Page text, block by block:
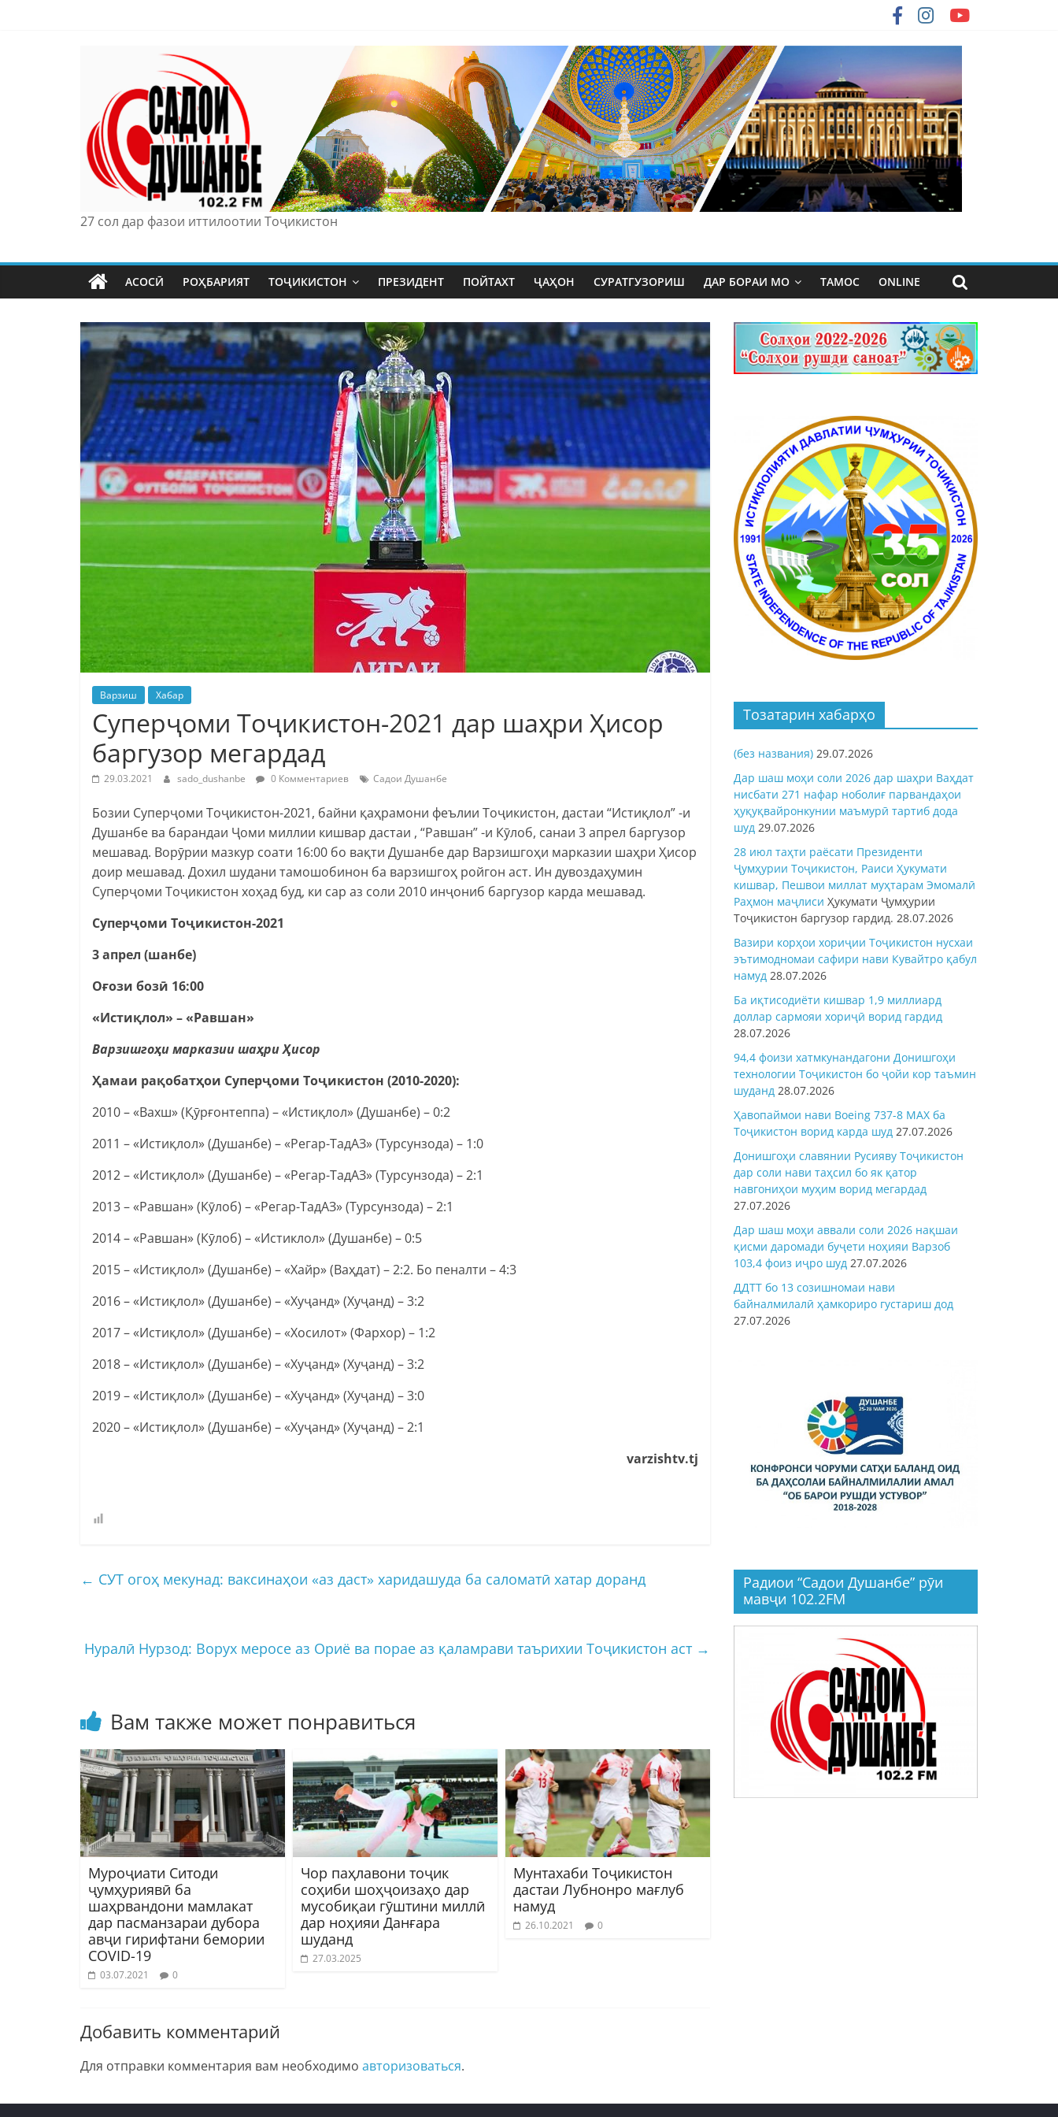
27 сол дар фазои иттилоотии Тоҷикистон
АСОСӢ РОҲБАРИЯТ ТОҶИКИСТОН ПРЕЗИДЕНТ ПОЙТАХТ ҶАҲОН СУРАТГУЗОРИШ ДАР БОРАИ МО ТАМОС ONLINE
Варзиш Хабар
Суперҷоми Тоҷикистон-2021 дар шаҳри Ҳисор
баргузор мегардад
29.03.2021 sado_dushanbe 0 Комментариев Садои Душанбе
Бозии Суперҷоми Тоҷикистон-2021, байни қаҳрамони феълии Тоҷикистон, дастаи “Истиқлол” -и
Душанбе ва барандаи Ҷоми миллии кишвар дастаи , “Равшан” -и Кӯлоб, санаи 3 апрел баргузор
мешавад. Ворӯрии мазкур соати 16:00 бо вақти Душанбе дар Варзишгоҳи марказии шаҳри Ҳисор
доир мешавад. Дохил шудани тамошобинон ба варзишгоҳ ройгон аст. Ин дувоздаҳумин
Суперҷоми Тоҷикистон хоҳад буд, ки сар аз соли 2010 инҷониб баргузор карда мешавад.
Суперҷоми Тоҷикистон-2021
3 апрел (шанбе)
Оғози бозӣ 16:00
«Истиқлол» – «Равшан»
Варзишгоҳи марказии шаҳри Ҳисор
Ҳамаи рақобатҳои Суперҷоми Тоҷикистон (2010-2020):
2010 – «Вахш» (Қӯрғонтеппа) – «Истиқлол» (Душанбе) – 0:2
2011 – «Истиқлол» (Душанбе) – «Регар-ТадАЗ» (Турсунзода) – 1:0
2012 – «Истиқлол» (Душанбе) – «Регар-ТадАЗ» (Турсунзода) – 2:1
2013 – «Равшан» (Кӯлоб) – «Регар-ТадАЗ» (Турсунзода) – 2:1
2014 – «Равшан» (Кӯлоб) – «Истиклол» (Душанбе) – 0:5
2015 – «Истиқлол» (Душанбе) – «Хайр» (Ваҳдат) – 2:2. Бо пеналти – 4:3
2016 – «Истиқлол» (Душанбе) – «Хуҷанд» (Хуҷанд) – 3:2
2017 – «Истиқлол» (Душанбе) – «Хосилот» (Фархор) – 1:2
2018 – «Истиқлол» (Душанбе) – «Хуҷанд» (Хуҷанд) – 3:2
2019 – «Истиқлол» (Душанбе) – «Хуҷанд» (Хуҷанд) – 3:0
2020 – «Истиқлол» (Душанбе) – «Хуҷанд» (Хуҷанд) – 2:1
varzishtv.tj
← СУТ огоҳ мекунад: ваксинаҳои «аз даст» харидашуда ба саломатӣ хатар доранд
Нуралӣ Нурзод: Ворух меросе аз Ориё ва порае аз қаламрави таърихии Тоҷикистон аст →
Вам также может понравиться
Муроҷиати Ситоди
ҷумҳуриявӣ ба
шаҳрвандони мамлакат
дар пасманзараи дубора
авҷи гирифтани бемории
COVID-19
03.07.2021 0
Чор паҳлавони тоҷик
соҳиби шоҳҷоизаҳо дар
мусобиқаи гӯштини миллӣ
дар ноҳияи Данғара
шуданд
27.03.2025
Мунтахаби Тоҷикистон
дастаи Лубнонро мағлуб
намуд
26.10.2021 0
Добавить комментарий
Для отправки комментария вам необходимо авторизоваться.
Тозатарин хабарҳо
(без названия) 29.07.2026
Дар шаш моҳи соли 2026 дар шаҳри Ваҳдат
нисбати 271 нафар ноболиғ парвандаҳои
ҳуқуқвайронкунии маъмурӣ тартиб дода
шуд 29.07.2026
28 июл таҳти раёсати Президенти
Ҷумҳурии Тоҷикистон, Раиси Ҳукумати
кишвар, Пешвои миллат муҳтарам Эмомалӣ
Раҳмон маҷлиси Ҳукумати Ҷумҳурии
Тоҷикистон баргузор гардид. 28.07.2026
Вазири корҳои хориҷии Тоҷикистон нусхаи
эътимодномаи сафири нави Кувайтро қабул
намуд 28.07.2026
Ба иқтисодиёти кишвар 1,9 миллиард
доллар сармояи хориҷӣ ворид гардид
28.07.2026
94,4 фоизи хатмкунандагони Донишгоҳи
технологии Тоҷикистон бо ҷойи кор таъмин
шуданд 28.07.2026
Ҳавопаймои нави Boeing 737-8 MAX ба
Тоҷикистон ворид карда шуд 27.07.2026
Донишгоҳи славянии Русияву Тоҷикистон
дар соли нави таҳсил бо як қатор
навгониҳои муҳим ворид мегардад
27.07.2026
Дар шаш моҳи аввали соли 2026 нақшаи
қисми даромади буҷети ноҳияи Варзоб
103,4 фоиз иҷро шуд 27.07.2026
ДДТТ бо 13 созишномаи нави
байналмилалӣ ҳамкориро густариш дод
27.07.2026
Радиои “Садои Душанбе” рӯи
мавҷи 102.2FM